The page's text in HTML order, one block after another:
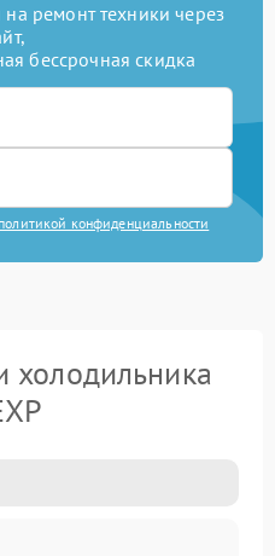
ремонт техники через
бессрочная скидка
политикой конфиденциальности
холодильника